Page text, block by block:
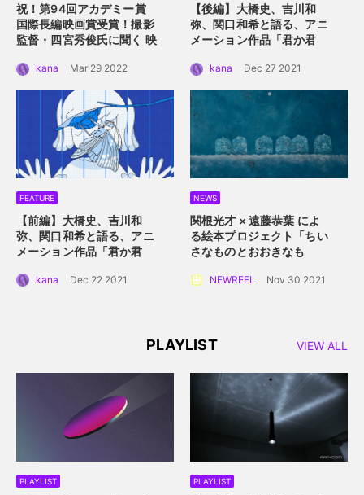
祝！第94回アカデミー賞
国際長編映画賞受賞！撮影
監督・四宮秀俊氏に聞く 映
ー」におけるロケーション
kana Mar 29 2022
【後編】大橋史、吉川和
弥、関口和希と語る、アニ
メーション作品「君か君
描くアニメーション的心理
kana Dec 27 2021
FEATURE
【前編】大橋史、吉川和
弥、関口和希と語る、アニ
メーション作品「君か君
ーデザインと感情移入させ
kana Dec 22 2021
NEWS
関根光才 × 遠藤恭葉 によ
る絵本プロジェクト「ちい
さなものとおおきなも
本にするプロジェクト始動
NEWREEL Nov 30 2021
PLAYLIST VIEW ALL
PLAYLIST PLAYLIST